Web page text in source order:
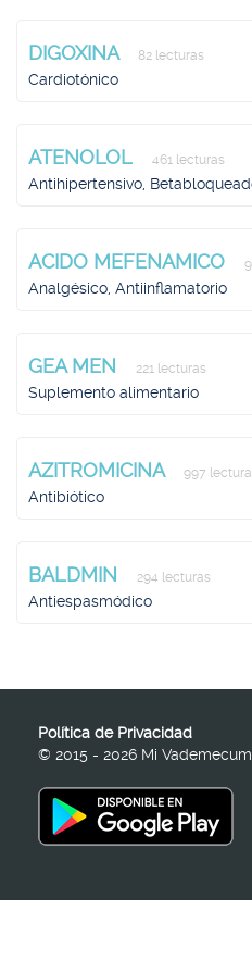
DIGOXINA 82 lecturas
Cardiotónico
ATENOLOL 461 lecturas
Antihipertensivo,
ACIDO MEFENAMICO
Analgésico, Antiinflamatorio
GEA MEN 221 lecturas
Suplemento alimentario
AZITROMICINA 997
Antibiótico
BALDMIN 294 lecturas
Antiespasmódico
Política de Privacidad
© 2015 - 2026 Mi